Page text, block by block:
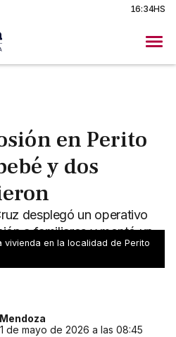
16:34HS
en Perito
y dos
desplegó un operativo
a familiares y montó un
tras la explosión
vivienda en la localidad de Perito
de mayo de 2026 a las 08:45